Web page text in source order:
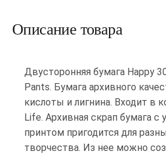
Описание товара
Двусторонняя бумага Happy
Pants. Бумага архивного
кислоты и лигнина. Входит в
Life. Архивная скрап бумага с
принтом пригодится для
творчества. Из нее можно